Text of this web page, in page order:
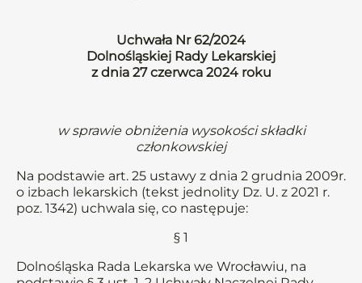
Uchwała Nr 62/2024
Dolnośląskiej Rady Lekarskiej
z dnia 27 czerwca 2024 roku
w sprawie obniżenia wysokości składki
członkowskiej
Na podstawie art. 25 ustawy z dnia 2 grudnia 2009r.
o izbach lekarskich (tekst jednolity Dz. U. z 2021 r.
poz. 1342) uchwala się, co następuje:
§ 1
Dolnośląska Rada Lekarska we Wrocławiu, na